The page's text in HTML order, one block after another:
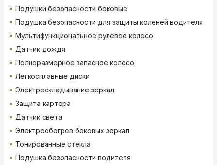
Подушки безопасности боковые
Подушка безопасности для защиты коленей водителя
Мультифункциональное рулевое колесо
Датчик дождя
Полноразмерное запасное колесо
Легкосплавные диски
Электроскладывание зеркал
Защита картера
Датчик света
Электрообогрев боковых зеркал
Тонированные стекла
Подушка безопасности водителя